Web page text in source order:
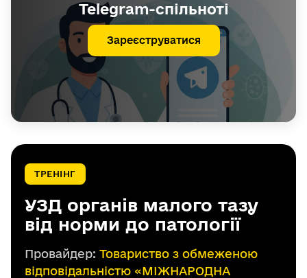
Telegram-спільноті
Зареєструватися
ТРЕНІНГ
УЗД органів малого тазу
від норми до патології
Провайдер: Товариство з обмеженою
відповідальністю «МІЖНАРОДНА